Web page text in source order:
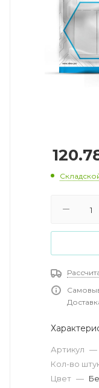
Артикул —
Кол-во
Цвет —